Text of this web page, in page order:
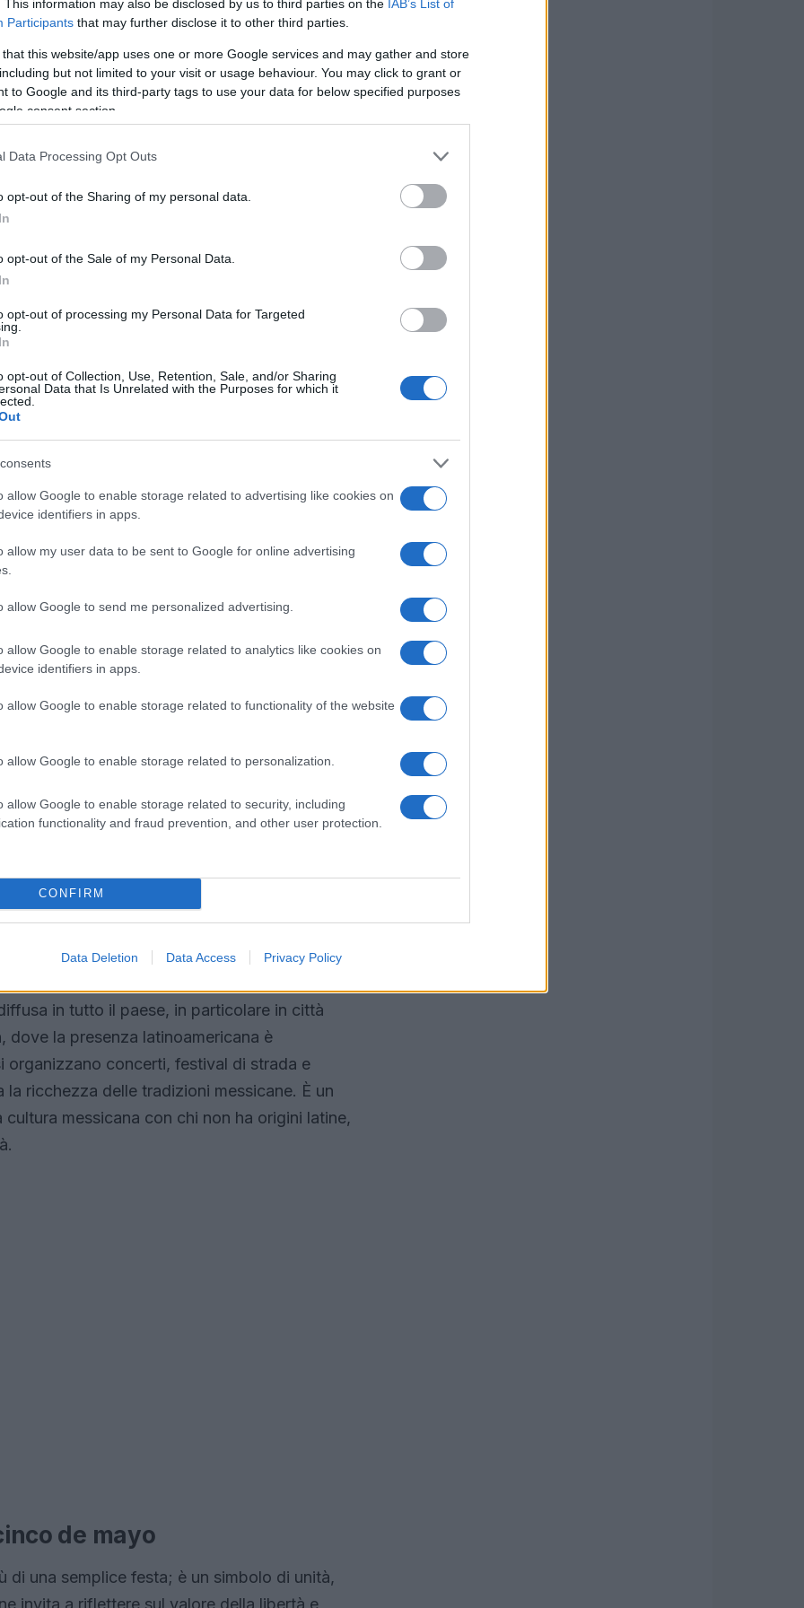
This information may also be disclosed by us to third parties on the IAB’s List of
Participants that may further disclose it to other third parties.
that this website/app uses one or more Google services and may gather and store
but not limited to your visit or usage behaviour. You may click to grant or
to Google and its third-party tags to use your data for below specified purposes
consent section.
Data Processing Opt Outs
opt-out of the Sharing of my personal data.
opt-out of the Sale of my Personal Data.
opt-out of processing my Personal Data for Targeted
opt-out of Collection, Use, Retention, Sale, and/or Sharing
Data that Is Unrelated with the Purposes for which it
allow Google to enable storage related to advertising like cookies on
identifiers in apps.
allow my user data to be sent to Google for online advertising
allow Google to send me personalized advertising.
allow Google to enable storage related to analytics like cookies on
identifiers in apps.
allow Google to enable storage related to functionality of the website
allow Google to enable storage related to personalization.
allow Google to enable storage related to security, including
functionality and fraud prevention, and other user protection.
CONFIRM
Data Deletion Data Access Privacy Policy
in Messico
per celebrare non solo la vittoria militare,
Durante le celebrazioni, i messicani
a parate vivaci.
si riempiono di musica e danza. Le maracas
offrendo dolcetti e divertimento per
in vari luoghi, includono anche
creando un’atmosfera festosa e
mayo
mayo è la cucina tradizionale messicana.
tipici come
celebra la diversità gastronomica del
la
Gli eventi culinari diventano un’opportunità
del Messico e comprendere meglio la sua
Uniti
una dimensione culturale ancora più
comunità messicano-americana. Nata in
in tutto il paese, in particolare in città
dove la presenza latinoamericana è
concerti, festival di strada e
ricchezza delle tradizioni messicane. È un
messicana con chi non ha origini latine,
de mayo
di una semplice festa; è un simbolo di unità,